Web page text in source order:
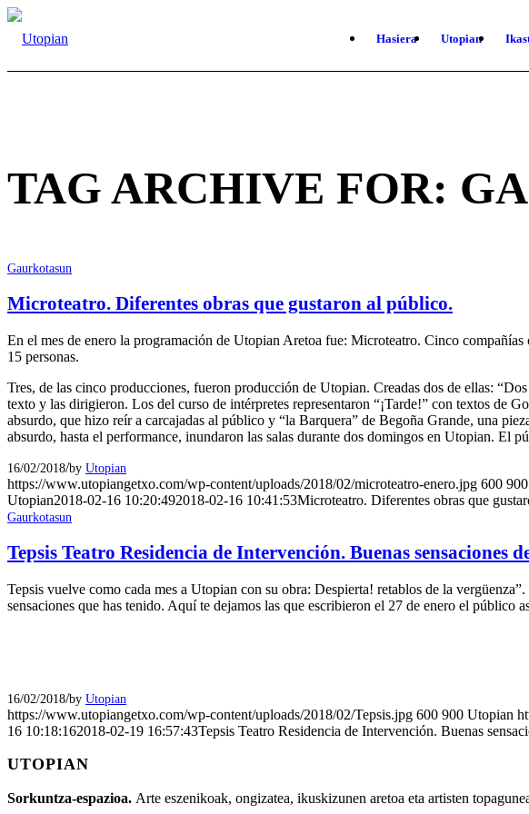
Hasiera Utopian
TAG ARCHIVE FOR:
Gaurkotasun
Microteatro. Diferentes obras que gustaron al público.
En el mes de enero la programación de Utopian Aretoa fue: Microteatro. Cinco
15 personas.
Tres, de las cinco producciones, fueron producción de Utopian. Creadas dos de ellas:
texto y las dirigieron. Los del curso de intérpretes representaron “¡Tarde!” con textos de
absurdo, que hizo reír a carcajadas al público y “la Barquera” de Begoña Grande, una
absurdo, hasta el performance, inundaron las salas durante dos domingos en Utopian. El
16/02/2018/by Utopian
https://www.utopiangetxo.com/wp-content/uploads/2018/02/microteatro-enero.jpg 600 900
Utopian2018-02-16 10:20:492018-02-16 10:41:53Microteatro. Diferentes obras que
Gaurkotasun
Tepsis Teatro Residencia de Intervención. Buenas sensaciones
Tepsis vuelve como cada mes a Utopian con su obra: Despierta! retablos de la
sensaciones que has tenido. Aquí te dejamos las que escribieron el 27 de enero el público
16/02/2018/by Utopian
https://www.utopiangetxo.com/wp-content/uploads/2018/02/Tepsis.jpg 600 900 Utopian
16 10:18:162018-02-19 16:57:43Tepsis Teatro Residencia de Intervención. Buenas
UTOPIAN
Sorkuntza-espazioa. Arte eszenikoak, ongizatea, ikuskizunen aretoa eta artisten